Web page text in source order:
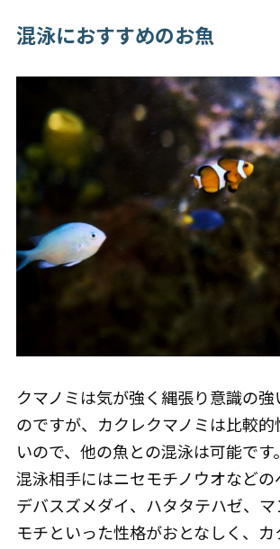
混泳におすすめのお魚
クマノミは気が強く縄張り意識の
のですが、カクレクマノミは比較的
いので、他の魚との混泳は可能です。
混泳相手にはニセモチノウオなどの
デバスズメダイ、ハタタテハゼ、
モチといった性格がおとなしく、カ